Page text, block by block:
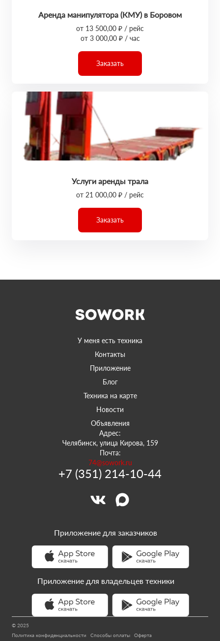
Аренда манипулятора (КМУ) в Боровом
от 13 500,00 ₽ / рейс
от 3 000,00 ₽ / час
Заказать
Услуги аренды трала
от 21 000,00 ₽ / рейс
Заказать
У меня есть техника
Контакты
Приложение
Блог
Техника на карте
Новости
Объявления
Адрес:
Челябинск, улица Кирова, 159
Почта:
74@sowork.ru
+7 (351) 214-10-44
© 2025
Политика конфиденциальности
Способы оплаты Оферта
Приложение для заказчиков
Приложение для владельцев техники